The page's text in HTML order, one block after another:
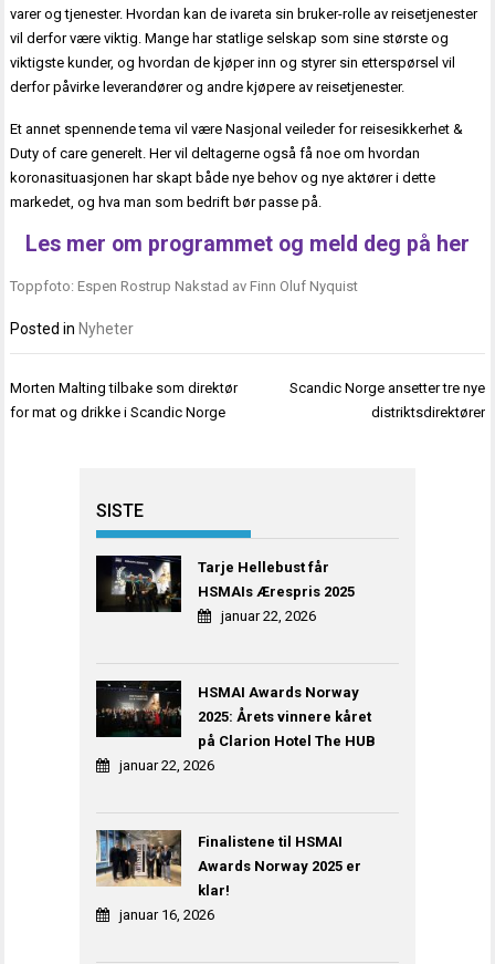
varer og tjenester. Hvordan kan de ivareta sin bruker-rolle av reisetjenester
vil derfor være viktig. Mange har statlige selskap som sine største og
viktigste kunder, og hvordan de kjøper inn og styrer sin etterspørsel vil
derfor påvirke leverandører og andre kjøpere av reisetjenester.
Et annet spennende tema vil være Nasjonal veileder for reisesikkerhet &
Duty of care generelt. Her vil deltagerne også få noe om hvordan
koronasituasjonen har skapt både nye behov og nye aktører i dette
markedet, og hva man som bedrift bør passe på.
Les mer om programmet og meld deg på her
Toppfoto: Espen Rostrup Nakstad av Finn Oluf Nyquist
Posted in Nyheter
Innleggsnavigasjon
Morten Malting tilbake som direktør
for mat og drikke i Scandic Norge
Scandic Norge ansetter tre nye
distriktsdirektører
SISTE
Tarje Hellebust får
HSMAIs Ærespris 2025
januar 22, 2026
HSMAI Awards Norway
2025: Årets vinnere kåret
på Clarion Hotel The HUB
januar 22, 2026
Finalistene til HSMAI
Awards Norway 2025 er
klar!
januar 16, 2026